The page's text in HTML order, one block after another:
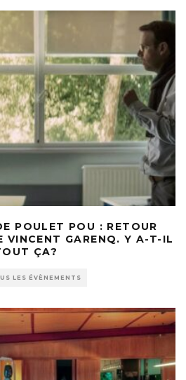
POULET POU : RETOUR
VINCENT GARENQ. Y A-T-IL
ÇA?
LES ÉVÈNEMENTS